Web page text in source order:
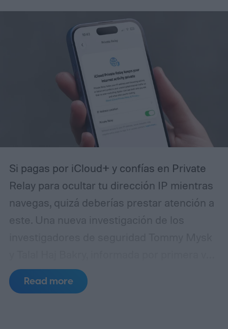
Si pagas por iCloud+ y confías en Private
Relay para ocultar tu dirección IP mientras
navegas, quizá deberías prestar atención a
este. Una nueva investigación de los
por 404 Media, revela que Private Relay no
oculta tu dirección IP tan bien como afirma
Read more